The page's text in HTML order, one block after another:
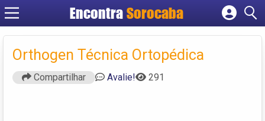
EncontraSorocaba
Cadastrar empresa
Criar conta
Orthogen Técnica Ortopédica
Compartilhar Avalie! 291